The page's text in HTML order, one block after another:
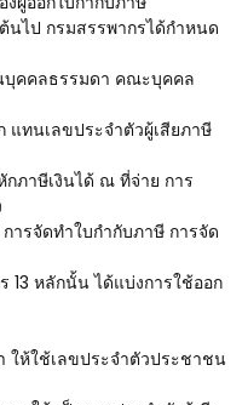
นไป กรมสรรพากรได้กำหนด
บุคคลธรรมดา คณะบุคคล
แทนเลขประจำตัวผู้เสียภาษี
ภาษีเงินได้ ณ ที่จ่าย การ
ารจัดทำใบกำกับภาษี การจัด
13 หลักนั้น ได้แบ่งการใช้ออก
ห้ใช้เลขประจำตัวประชาชน